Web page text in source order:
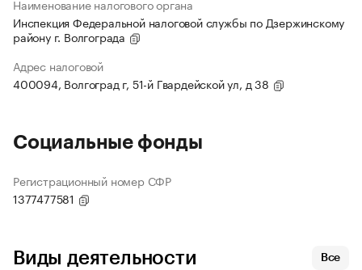
Наименование налогового органа
Инспекция Федеральной налоговой службы по Дзержинскому
району г. Волгограда
Адрес налоговой
400094, Волгоград г, 51-й Гвардейской ул, д 38
Социальные фонды
Регистрационный номер СФР
1377477581
Виды деятельности Все